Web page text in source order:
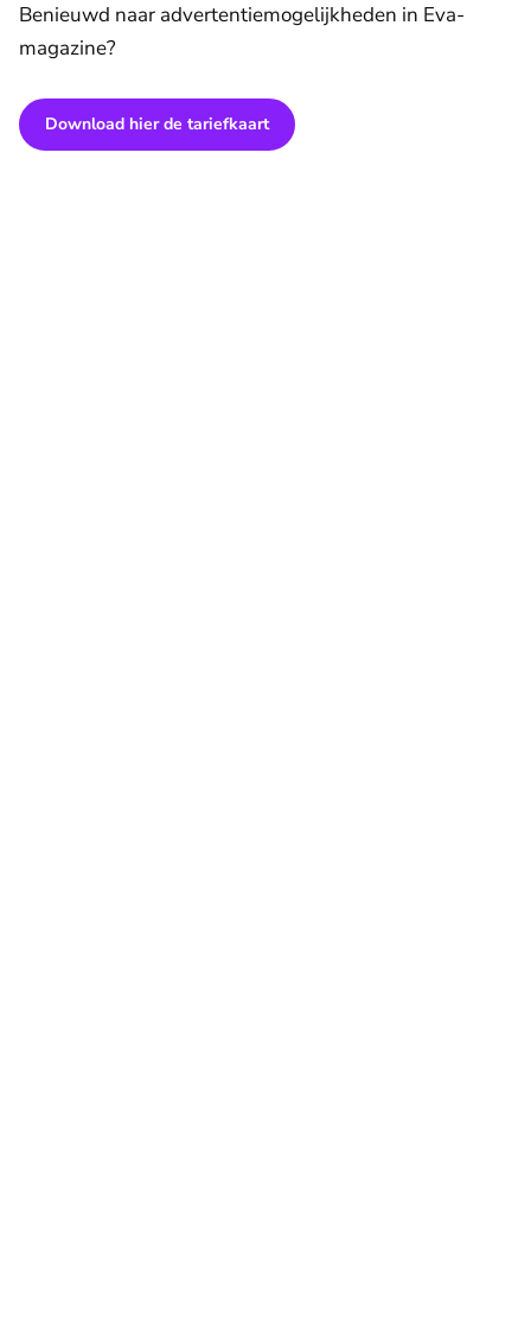
Benieuwd naar advertentiemogelijkheden in Eva-
magazine?
Download hier de tariefkaart